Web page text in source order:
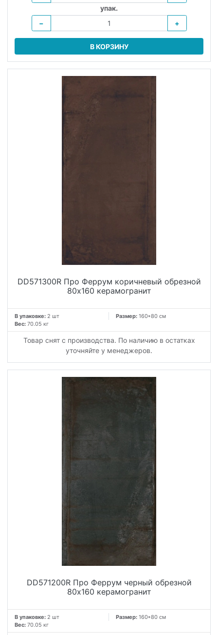
упак.
−
+
В КОРЗИНУ
DD571300R Про Феррум коричневый обрезной
80x160 керамогранит
В упаковке: 2 шт Размер: 160*80 см
Вес: 70.05 кг
Товар снят с производства. По наличию в остатках
уточняйте у менеджеров.
DD571200R Про Феррум черный обрезной
80x160 керамогранит
В упаковке: 2 шт Размер: 160*80 см
Вес: 70.05 кг